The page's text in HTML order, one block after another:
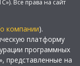
Все права на сайт
о компании).
платформу
программных
представленные на